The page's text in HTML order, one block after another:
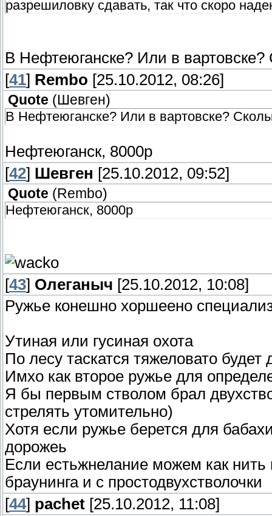
разрешиловку сдавать, так что скоро
В Нефтеюганске? Или в вартовске?
[41] Rembo [25.10.2012, 08:26]
Quote ( Шевген)
В Нефтеюганске? Или в вартовске?
Нефтеюганск, 8000р
[42] Шевген [25.10.2012, 09:52]
Quote ( Rembo)
Нефтеюганск, 8000р
[43] Олеганыч [25.10.2012, 10:08]
Ружье конешно хоршеено
Утиная или гусиная охота
По лесу таскатся тяжеловато
Имхо как второе ружье для
Я бы первым стволом брал
стрелять утомительно)
Хотя если ружье берется для
дорожеь
Если естьжнелание можем как
браунинга и с простодвухстволочки
[44] pachet [25.10.2012, 11:08]